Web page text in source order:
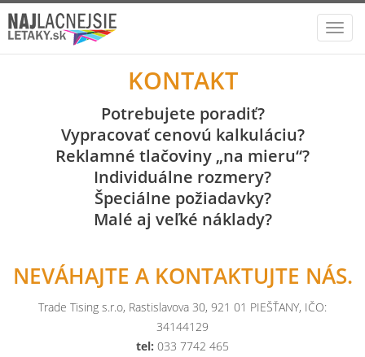
KONTAKT
Potrebujete poradiť?
Vypracovať cenovú kalkuláciu?
Reklamné tlačoviny „na mieru“?
Individuálne rozmery?
Špeciálne požiadavky?
Malé aj veľké náklady?
NEVÁHAJTE A KONTAKTUJTE NÁS.
Trade Tising s.r.o, Rastislavova 30, 921 01 PIEŠŤANY, IČO:
34144129
tel: 033 7742 465